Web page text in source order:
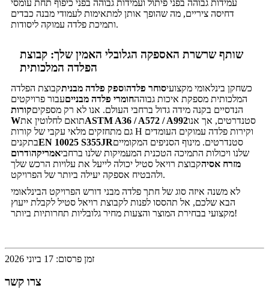
עמידות גבוהה בפני פיתול ועמידות גבוהה בפני כיפוף תחת עומסי
דחיסה ציריים, מה שהופך אותן למתאימות לעמודי מבנה כבדים
ותמיכת פלדה עמוקה ליסודות.
שותף שרשרת האספקה ​​הגלובלי האמין שלך: קבוצת
הפלדה המלכותית
כשחקן בינלאומי מקצועיסוחר פלדהוספק פלדה מבניתקבוצת הפלדה
המלכותית מספקת איכות גבוההחומרי פלדה מבנייםעבור פרויקטים
הנדסיים בקנה מידה גדול ברחבי העולם. אנו לא רק מספקיםקורות
Wתואם לחלוטין אתASTM A36 / A572 / A992סטנדרטים, אך אנו
גם מתחזקים מלאי עקבי של קורות H וקירות פלדה עמוקים העומדים
בתקניםEN 10025 S355JRסטנדרטים. מינוף הסניפים המקומיים
שלנו ויכולות התמיכה הטכנית המעמיקות שלנו ברחביאמריקהודרום
מזרח אסיהקבוצת רויאל סטיל יכולה לייעל את עלויות הרכש שלך
ולהבטיח אספקה ​​יעילה ביותר של הפרויקט.
לא משנה איזה סוג של חתך פלדה מבני דורש הפרויקט הבינלאומי
הבא שלכם, אל תהססו לפנות לקבוצת רויאל סטיל לקבלת ייעוץ
מקצועי בבחירת המוצר והצעות מחיר גלובליות תחרותיות ביותר!
זמן פרסום: 17 ביוני 2026
צרו קשר